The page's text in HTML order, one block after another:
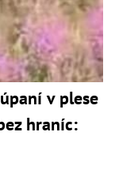
v plese
hraníc: